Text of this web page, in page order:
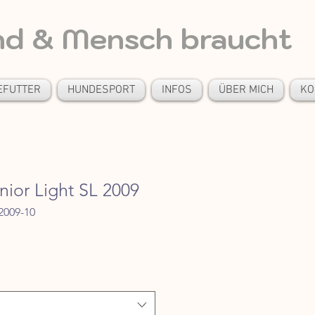
& Mensch braucht
Light SL 2009
10
HUNDESPORT INFOS ÜBER MICH